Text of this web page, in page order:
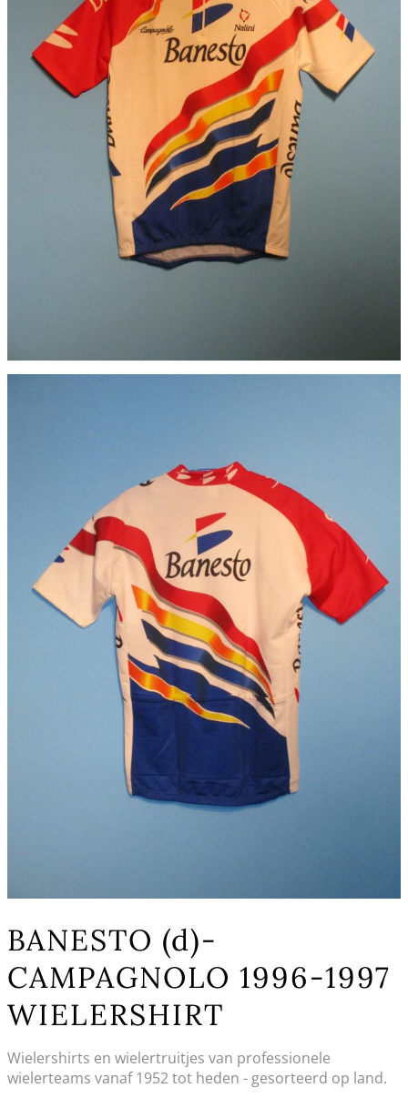
BANESTO (d)-
CAMPAGNOLO 1996-1997
WIELERSHIRT
Wielershirts en wielertruitjes van professionele
wielerteams vanaf 1952 tot heden - gesorteerd op land.